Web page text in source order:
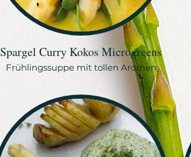
Spargel Curry Kokos Microgreens
Frühlingssuppe mit tollen Aromen